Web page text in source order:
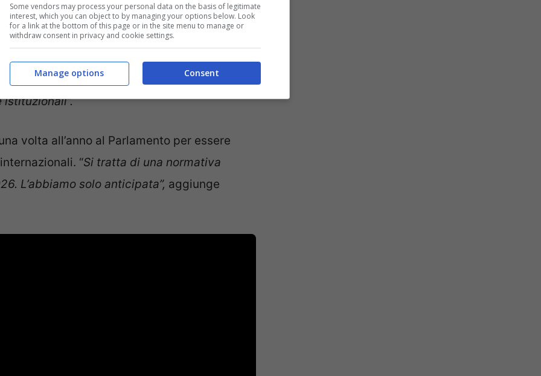
è che individuare un Paese sicuro è un
Alfredo Mantovano
in materia di procedure per il
“Massimo rispetto da parte del governo
volta all’anno al Parlamento per essere
“Si tratta di una normativa
L’abbiamo solo anticipata”, aggiunge
Some vendors may process your personal data on the basis of legitimate
interest, which you can object to by managing your options below. Look
for a link at the bottom of this page or in the site menu to manage or
withdraw consent in privacy and cookie settings.
Consent
Manage options